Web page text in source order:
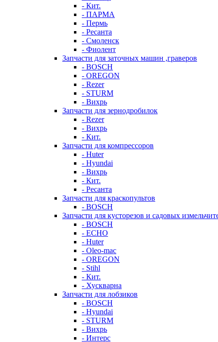
- Кит.
- ПАРМА
- Пермь
- Ресанта
- Смоленск
- Фиолент
Запчасти для заточных машин ,граверов
- BOSCH
- OREGON
- Rezer
- STURM
- Вихрь
Запчасти для зернодробилок
- Rezer
- Вихрь
- Кит.
Запчасти для компрессоров
- Huter
- Hyundai
- Вихрь
- Кит.
- Ресанта
Запчасти для краскопультов
- BOSCH
Запчасти для кусторезов и садовых
- BOSCH
- ECHO
- Huter
- Oleo-mac
- OREGON
- Stihl
- Кит.
- Хускварна
Запчасти для лобзиков
- BOSCH
- Hyundai
- STURM
- Вихрь
- Интерс